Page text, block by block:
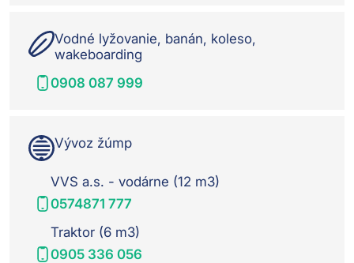
Vodné lyžovanie, banán, koleso,
wakeboarding
0908 087 999
Vývoz žúmp
VVS a.s. - vodárne (12 m3)
0574871 777
Traktor (6 m3)
0905 336 056